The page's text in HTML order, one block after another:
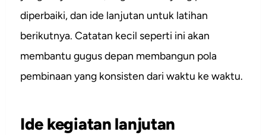
diperbaiki, dan ide lanjutan untuk latihan
berikutnya. Catatan kecil seperti ini akan
membantu gugus depan membangun pola
pembinaan yang konsisten dari waktu ke waktu.
Ide kegiatan lanjutan